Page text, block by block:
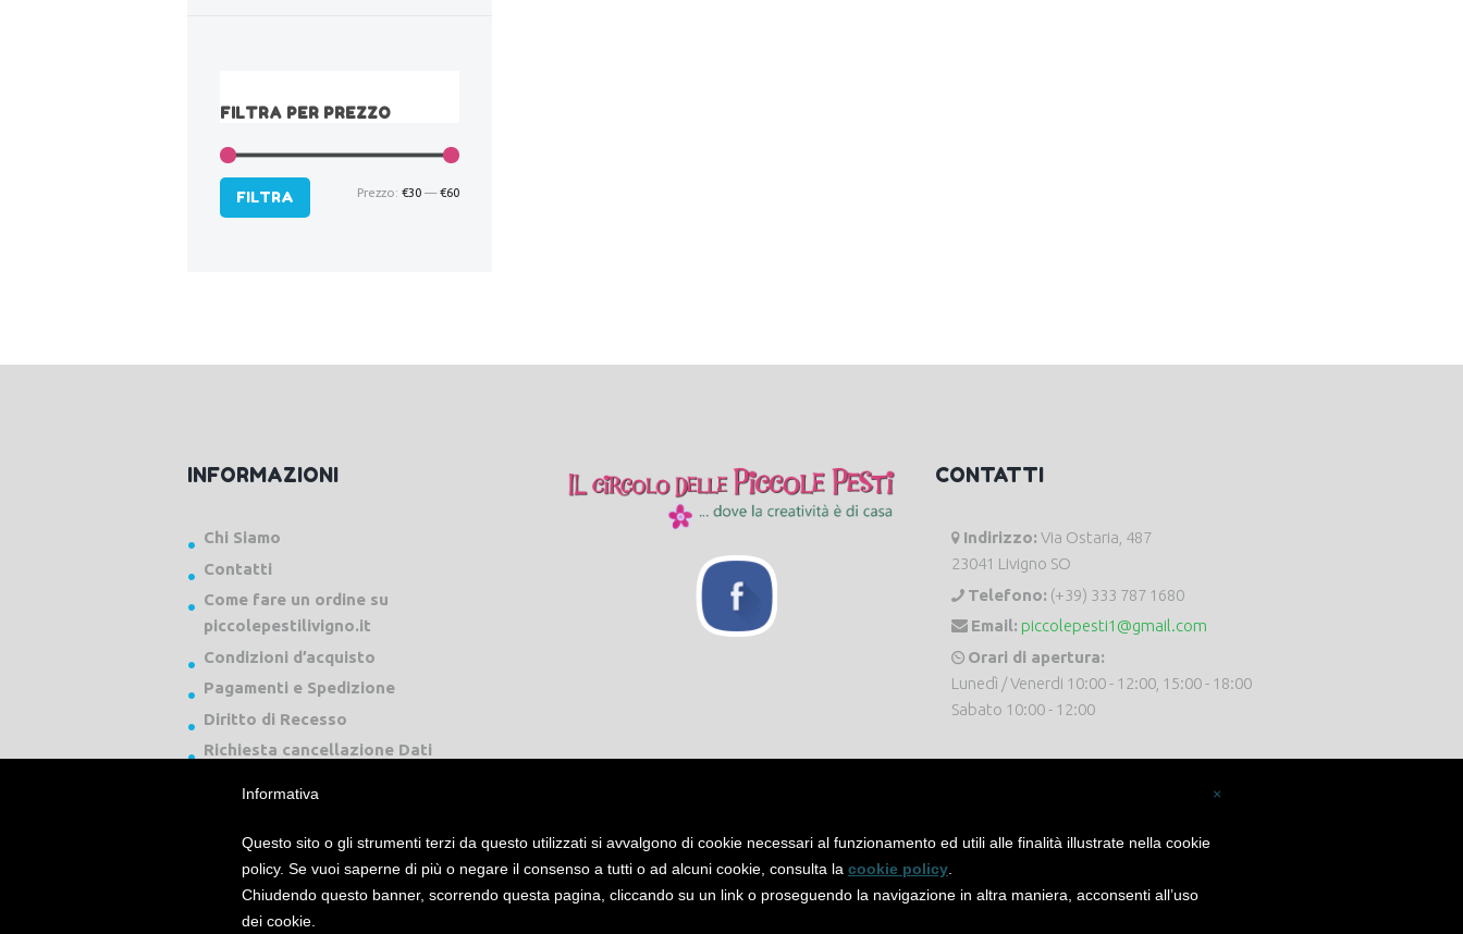
FILTRA PER PREZZO
Prezzo
Prezzo
FILTRA Prezzo: €30 —€60
INFORMAZIONI
Chi Siamo
Contatti
Come fare un ordine su
piccolepestilivigno.it
Condizioni d’acquisto
Pagamenti e Spedizione
Diritto di Recesso
Richiesta cancellazione Dati
CONTATTI
Indirizzo: Via Ostaria, 487
23041 Livigno SO
Telefono: (+39) 333 787 1680
Email: piccolepesti1@gmail.com
Orari di apertura:
Lunedì / Venerdi 10:00 - 12:00, 15:00 - 18:00
Sabato 10:00 - 12:00
Piccole Pesti Livigno © 2024 Tutti i diritti riservati. -Privacy Policy-Cookie Policy
×
Informativa
Questo sito o gli strumenti terzi da questo utilizzati si avvalgono di cookie necessari al funzionamento ed utili alle finalità illustrate nella cookie
policy. Se vuoi saperne di più o negare il consenso a tutti o ad alcuni cookie, consulta la cookie policy
Chiudendo questo banner, scorrendo questa pagina, cliccando su un link o proseguendo la navigazione in altra maniera, acconsenti all’uso
dei cookie.